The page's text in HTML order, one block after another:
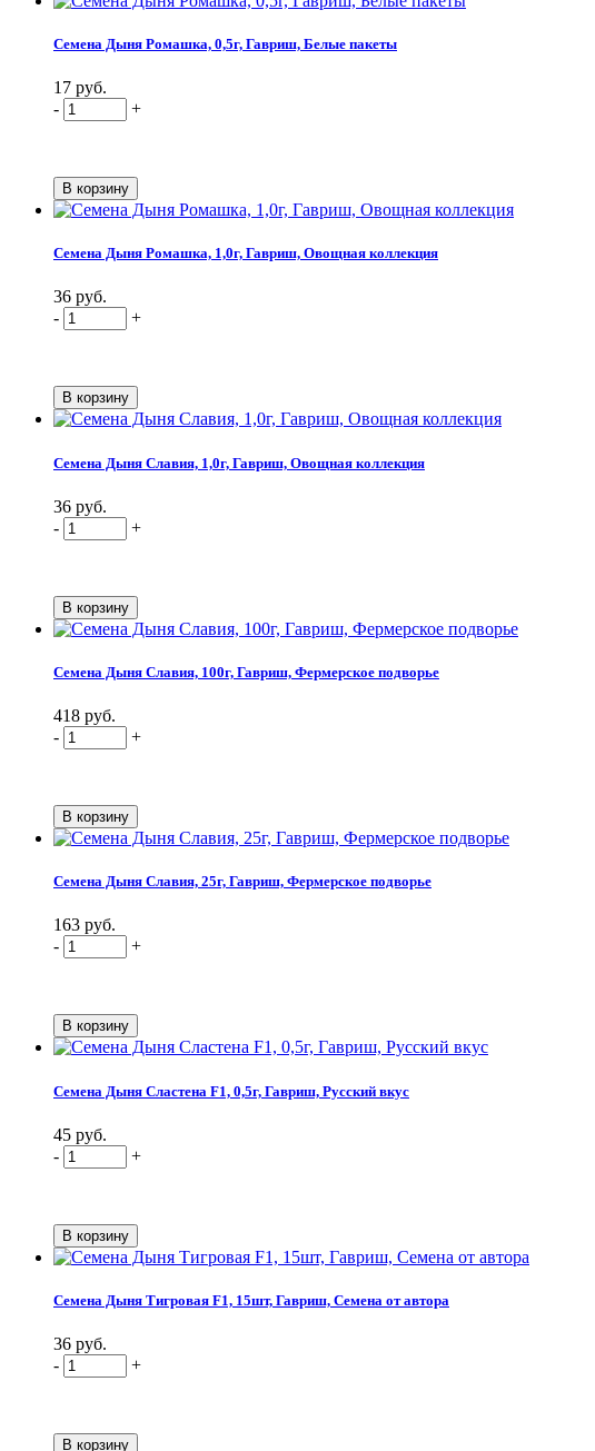
Семена Дыня Ромашка, 0,5г, Гавриш, Белые пакеты
17 руб.
-
+
Семена Дыня Ромашка, 1,0г, Гавриш, Овощная коллекция
36 руб.
-
+
Семена Дыня Славия, 1,0г, Гавриш, Овощная коллекция
36 руб.
-
+
Семена Дыня Славия, 100г, Гавриш, Фермерское подворье
418 руб.
-
+
Семена Дыня Славия, 25г, Гавриш, Фермерское подворье
163 руб.
-
+
Семена Дыня Сластена F1, 0,5г, Гавриш, Русский вкус
45 руб.
-
+
Семена Дыня Тигровая F1, 15шт, Гавриш, Семена от автора
36 руб.
-
+